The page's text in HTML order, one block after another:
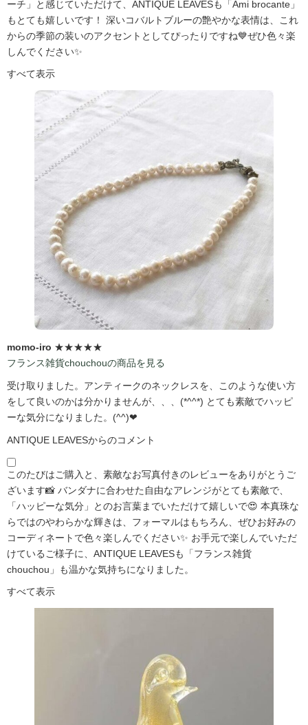
ーチ」と感じていただけて、ANTIQUE LEAVESも「Ami brocante」
もとても嬉しいです！ 深いコバルトブルーの艶やかな表情は、これ
からの季節の装いのアクセントとしてぴったりですね💙ぜひ色々楽
しんでください✨
すべて表示
momo-iro ★★★★★
フランス雑貨chouchouの商品を見る
受け取りました。アンティークのネックレスを、このような使い方
をして良いのかは分かりませんが、、、(*^^*) とても素敵でハッピ
ーな気分になりました。(^^)❤
ANTIQUE LEAVESからのコメント
このたびはご購入と、素敵なお写真付きのレビューをありがとうご
ざいます📸 バンダナに合わせた自由なアレンジがとても素敵で、
「ハッピーな気分」とのお言葉までいただけて嬉しいで😍 本真珠な
らではのやわらかな輝きは、フォーマルはもちろん、ぜひお好みの
コーディネートで色々楽しんでください✨ お手元で楽しんでいただ
けているご様子に、ANTIQUE LEAVESも「フランス雑貨
chouchou」も温かな気持ちになりました。
すべて表示